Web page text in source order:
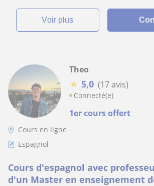
voir plus
1er cours offert
Theo
★ 5,0 (17 avis)
Connecté(e)
Cours en ligne
Espagnol
Cours d'espagnol avec
d'un Master en enseignement